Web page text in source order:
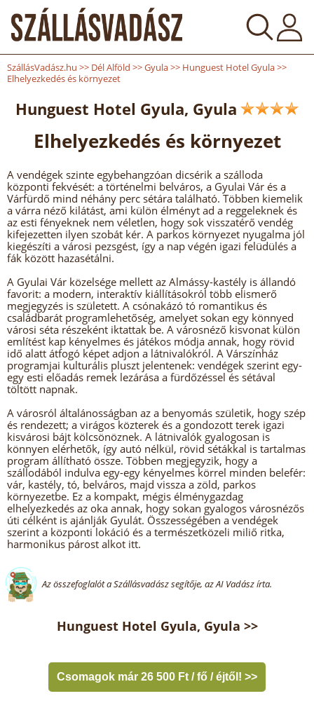
SzállásVadász.hu >> Dél Alföld >>Gyula>> Hunguest Hotel Gyula>>
Elhelyezkedés és környezet
Hunguest Hotel Gyula, Gyula
Elhelyezkedés és környezet
A vendégek szinte egybehangzóan dicsérik a szálloda
központi fekvését: a történelmi belváros, a Gyulai Vár és a
Várfürdő mind néhány perc sétára található. Többen kiemelik
a várra néző kilátást, ami külön élményt ad a reggeleknek és
az esti fényeknek nem véletlen, hogy sok visszatérő vendég
kifejezetten ilyen szobát kér. A parkos környezet nyugalma jól
kiegészíti a városi pezsgést, így a nap végén igazi felüdülés a
fák között hazasétálni.
A Gyulai Vár közelsége mellett az Almássy-kastély is állandó
favorit: a modern, interaktív kiállításokról több elismerő
megjegyzés is született. A csónakázó tó romantikus és
családbarát programlehetőség, amelyet sokan egy könnyed
városi séta részeként iktattak be. A városnéző kisvonat külön
említést kap kényelmes és játékos módja annak, hogy rövid
idő alatt átfogó képet adjon a látnivalókról. A Várszínház
programjai kulturális pluszt jelentenek: vendégek szerint egy-
egy esti előadás remek lezárása a fürdőzéssel és sétával
töltött napnak.
A városról általánosságban az a benyomás születik, hogy szép
és rendezett; a virágos közterek és a gondozott terek igazi
kisvárosi bájt kölcsönöznek. A látnivalók gyalogosan is
könnyen elérhetők, így autó nélkül, rövid sétákkal is tartalmas
program állítható össze. Többen megjegyzik, hogy a
szállodából indulva egy-egy kényelmes körrel minden belefér:
vár, kastély, tó, belváros, majd vissza a zöld, parkos
környezetbe. Ez a kompakt, mégis élménygazdag
elhelyezkedés az oka annak, hogy sokan gyalogos városnézős
úti célként is ajánlják Gyulát. Összességében a vendégek
szerint a központi lokáció és a természetközeli miliő ritka,
harmonikus párost alkot itt.
Az összefoglalót a Szállásvadász segítője, az AI Vadász írta.
Hunguest Hotel Gyula, Gyula >>
Csomagok már 26 500 Ft / fő / éjtől! >>